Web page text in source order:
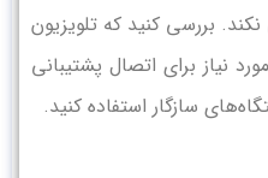
بررسی کنید که تلویزیون
نیاز برای اتصال پشتیبانی
سازگار استفاده کنید.